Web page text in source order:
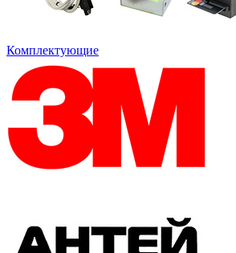
Комплектующие